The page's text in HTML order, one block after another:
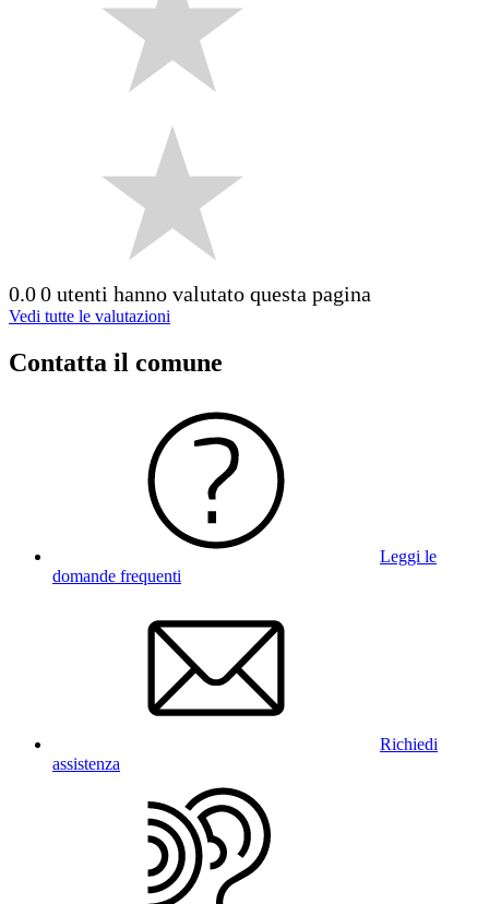
0.00 utenti hanno valutato questa pagina
Vedi tutte le valutazioni
Contatta il comune
Leggi le
domande frequenti
Richiedi
assistenza